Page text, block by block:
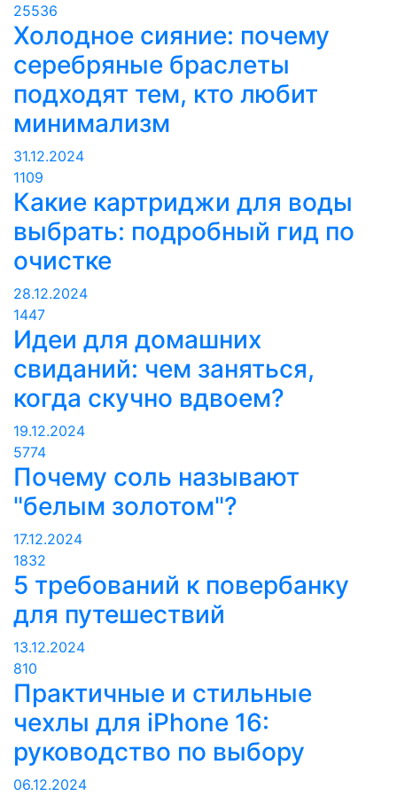
25536
Холодное сияние: почему
серебряные браслеты
подходят тем, кто любит
минимализм
31.12.2024
1109
Какие картриджи для воды
выбрать: подробный гид по
очистке
28.12.2024
1447
Идеи для домашних
свиданий: чем заняться,
когда скучно вдвоем?
19.12.2024
5774
Почему соль называют
"белым золотом"?
17.12.2024
1832
5 требований к повербанку
для путешествий
13.12.2024
810
Практичные и стильные
чехлы для iPhone 16:
руководство по выбору
06.12.2024